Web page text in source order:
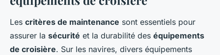
Giulia• 16 mars 2025•6 min de lecture
Les critères de maintenance sont essentiels pour
assurer la sécurité et la durabilité des équipements
de croisière. Sur les navires, divers équipements